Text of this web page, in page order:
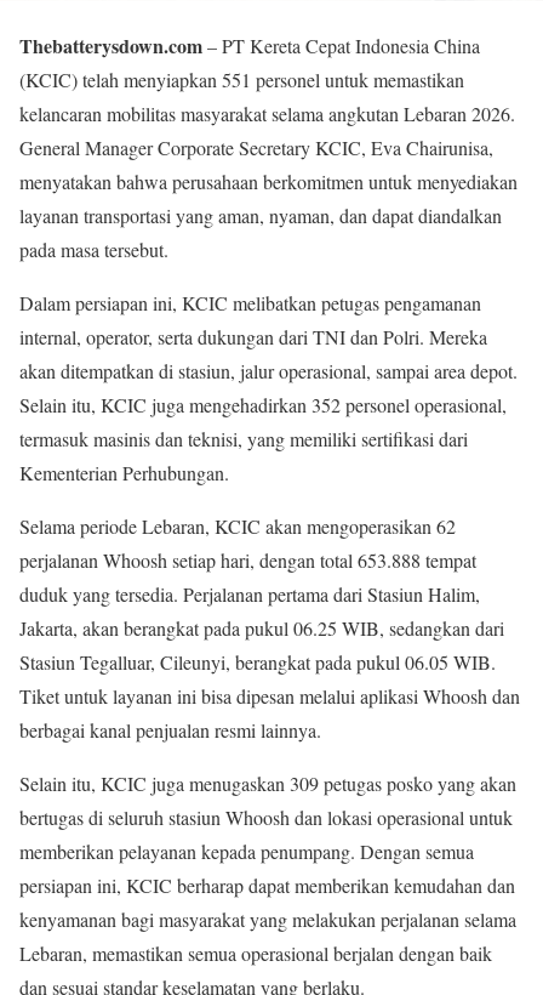
Thebatterysdown.com– PT Kereta Cepat Indonesia China
(KCIC) telah menyiapkan 551 personel untuk memastikan
kelancaran mobilitas masyarakat selama angkutan Lebaran 2026.
General Manager Corporate Secretary KCIC, Eva Chairunisa,
menyatakan bahwa perusahaan berkomitmen untuk menyediakan
layanan transportasi yang aman, nyaman, dan dapat diandalkan
pada masa tersebut.
Dalam persiapan ini, KCIC melibatkan petugas pengamanan
internal, operator, serta dukungan dari TNI dan Polri. Mereka
akan ditempatkan di stasiun, jalur operasional, sampai area depot.
Selain itu, KCIC juga mengehadirkan 352 personel operasional,
termasuk masinis dan teknisi, yang memiliki sertifikasi dari
Kementerian Perhubungan.
Selama periode Lebaran, KCIC akan mengoperasikan 62
perjalanan Whoosh setiap hari, dengan total 653.888 tempat
duduk yang tersedia. Perjalanan pertama dari Stasiun Halim,
Jakarta, akan berangkat pada pukul 06.25 WIB, sedangkan dari
Stasiun Tegalluar, Cileunyi, berangkat pada pukul 06.05 WIB.
Tiket untuk layanan ini bisa dipesan melalui aplikasi Whoosh dan
berbagai kanal penjualan resmi lainnya.
Selain itu, KCIC juga menugaskan 309 petugas posko yang akan
bertugas di seluruh stasiun Whoosh dan lokasi operasional untuk
memberikan pelayanan kepada penumpang. Dengan semua
persiapan ini, KCIC berharap dapat memberikan kemudahan dan
kenyamanan bagi masyarakat yang melakukan perjalanan selama
Lebaran, memastikan semua operasional berjalan dengan baik
dan sesuai standar keselamatan yang berlaku.